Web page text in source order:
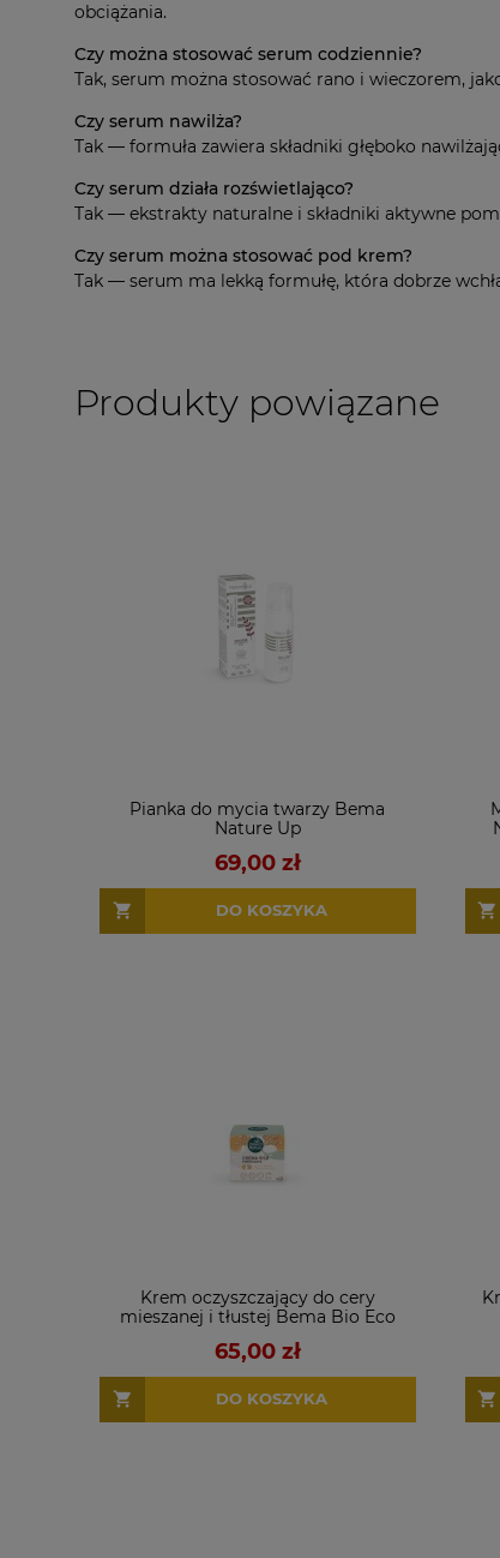
obciążania.
Czy można stosować serum codziennie?
Tak, serum można stosować rano i wieczorem,
Czy serum nawilża?
Tak — formuła zawiera składniki głęboko
Czy serum działa rozświetlająco?
Tak — ekstrakty naturalne i składniki aktywne
Czy serum można stosować pod krem?
Tak — serum ma lekką formułę, która dobrze
Produkty powiązane
Pianka do mycia twarzy Bema
Nature Up
69,00 zł
DO KOSZYKA
Krem oczyszczający do cery
mieszanej i tłustej Bema Bio Eco
65,00 zł
DO KOSZYKA